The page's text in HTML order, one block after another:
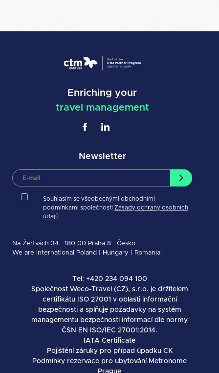
Enriching your
travel management
Newsletter
Souhlasím se všeobecnými obchodními
podmínkami společnosti Zásady ochrany osobních
údajů .
Na Žertvách 34 · 180 00 Praha 8 · Česko
We are international
Poland Hungary Romania
Tel: +420 234 094 100
Společnost Weco-Travel (CZ), s.r.o. je držitelem
certifikátu ISO 27001 v oblasti informační
bezpečnosti a splňuje požadavky na systém
managementu bezpečnosti informací dle normy
ČSN EN ISO/IEC 27001:2014.
IATA Certificate
Pojištění záruky pro případ úpadku CK
Podmínky rezervace pro ubytování Metronome
Prague